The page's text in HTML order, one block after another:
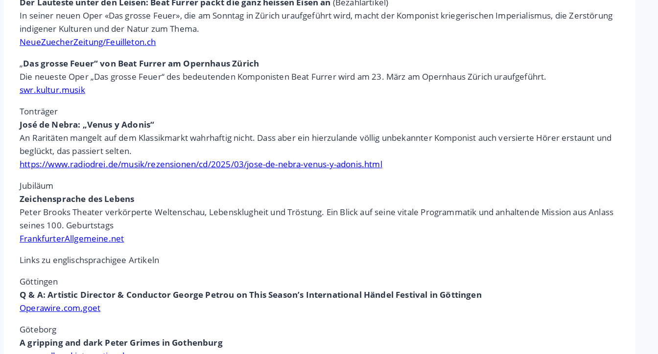
In seiner neuen Oper «Das grosse Feuer», die am Sonntag in Zürich uraufgeführt wird, macht der Komponist kriegerischen Imperialismus, die Zerstörung
indigener Kulturen und der Natur zum Thema.
NeueZuecherZeitung/Feuilleton.ch
„Das grosse Feuer“ von Beat Furrer am Opernhaus Zürich
Die neueste Oper „Das grosse Feuer“ des bedeutenden Komponisten Beat Furrer wird am 23. März am Opernhaus Zürich uraufgeführt.
swr.kultur.musik
Tonträger
José de Nebra: „Venus y Adonis“
An Raritäten mangelt auf dem Klassikmarkt wahrhaftig nicht. Dass aber ein hierzulande völlig unbekannter Komponist auch versierte Hörer erstaunt und
beglückt, das passiert selten.
https://www.radiodrei.de/musik/rezensionen/cd/2025/03/jose-de-nebra-venus-y-adonis.html
Jubiläum
Zeichensprache des Lebens
Peter Brooks Theater verkörperte Weltenschau, Lebensklugheit und Tröstung. Ein Blick auf seine vitale Programmatik und anhaltende Mission aus Anlass
seines 100. Geburtstags
FrankfurterAllgemeine.net
Links zu englischsprachigee Artikeln
Göttingen
Q & A: Artistic Director & Conductor George Petrou on This Season’s International Händel Festival in Göttingen
Operawire.com.goet
Göteborg
A gripping and dark Peter Grimes in Gothenburg